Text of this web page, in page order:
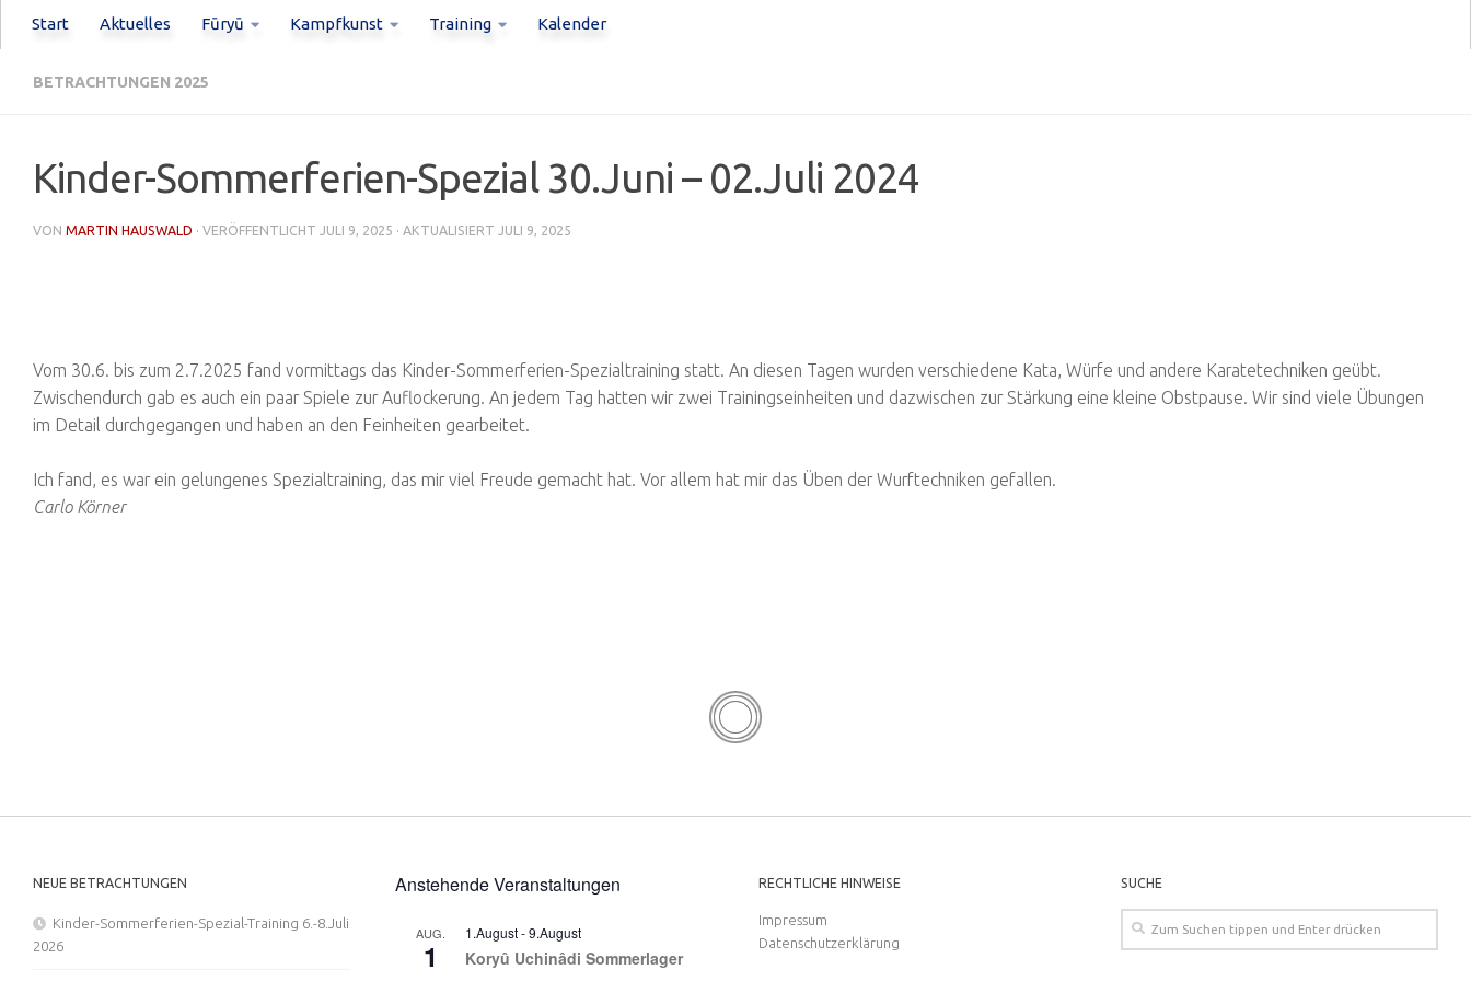
Start Aktuelles Fūryū Kampfkunst Training Kalender
BETRACHTUNGEN 2025
Kinder-Sommerferien-Spezial 30.Juni – 02.Juli 2024
VON MARTIN HAUSWALD · VERÖFFENTLICHT JULI 9, 2025 · AKTUALISIERT JULI 9, 2025
Vom 30.6. bis zum 2.7.2025 fand vormittags das Kinder-Sommerferien-Spezialtraining statt. An diesen Tagen wurden verschiedene Kata, Würfe und andere Karatetechniken geübt.
Zwischendurch gab es auch ein paar Spiele zur Auflockerung. An jedem Tag hatten wir zwei Trainingseinheiten und dazwischen zur Stärkung eine kleine Obstpause. Wir sind viele Übungen
im Detail durchgegangen und haben an den Feinheiten gearbeitet.
Ich fand, es war ein gelungenes Spezialtraining, das mir viel Freude gemacht hat. Vor allem hat mir das Üben der Wurftechniken gefallen.
Carlo Körner
NEUE BETRACHTUNGEN
Kinder-Sommerferien-Spezial-Training 6.-8.Juli
2026
Anstehende Veranstaltungen
AUG.
1
1.August-9.August
Koryû Uchinâdi Sommerlager
RECHTLICHE HINWEISE
Impressum
Datenschutzerklärung
SUCHE